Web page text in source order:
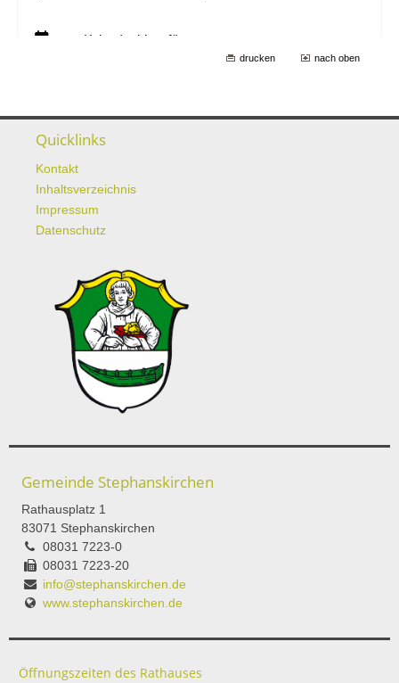
drucken nach oben
Quicklinks
Kontakt
Inhaltsverzeichnis
Impressum
Datenschutz
Gemeinde Stephanskirchen
Rathausplatz 1
83071 Stephanskirchen
08031 7223-0
08031 7223-20
info@stephanskirchen.de
www.stephanskirchen.de
Öffnungszeiten des Rathauses